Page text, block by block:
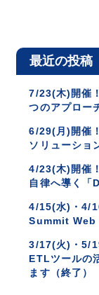
最近の投稿
7/23(木)開催
つのアプロー
6/29(月)開催
ソリューショ
4/23(木)開催
自律へ導く「
4/15(水)・4/
Summit Web
3/17(火)・5/
ETLツールの
ます（終了）